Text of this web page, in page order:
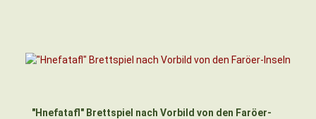
"Hnefatafl" Brettspiel nach Vorbild von den Faröer-